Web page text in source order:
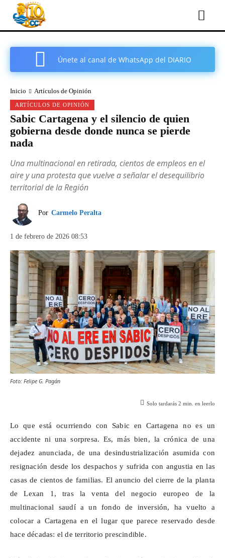
Únete al canal de WhatsApp del DIARIO
Inicio Artículos de Opinión
ARTÍCULOS DE OPINIÓN
Sabic Cartagena y el silencio de quien
gobierna desde donde nunca se pierde
nada
Una multinacional en retirada, cientos de empleos en el
aire y una protesta que vuelve a señalar el desequilibrio
territorial de la Región
Por Carmelo Peralta
1 de febrero de 2026 08:53
Foto: Felipe G. Pagán
Solo tardarás 2 min. en leerlo
Lo que está ocurriendo con Sabic en Cartagena no es un
accidente ni una sorpresa. Es, más bien, la crónica de una
dejadez anunciada, de una desindustrialización asumida con
resignación desde los despachos y sufrida con angustia en las
casas de cientos de familias. El anuncio del cierre de la planta
deLexan 1, tras la venta del negocio europeo de la
multinacional saudí a un fondo de inversión, ha vuelto a
colocar a Cartagena en el lugar que parece reservado desde
hace décadas: el de territorio prescindible.